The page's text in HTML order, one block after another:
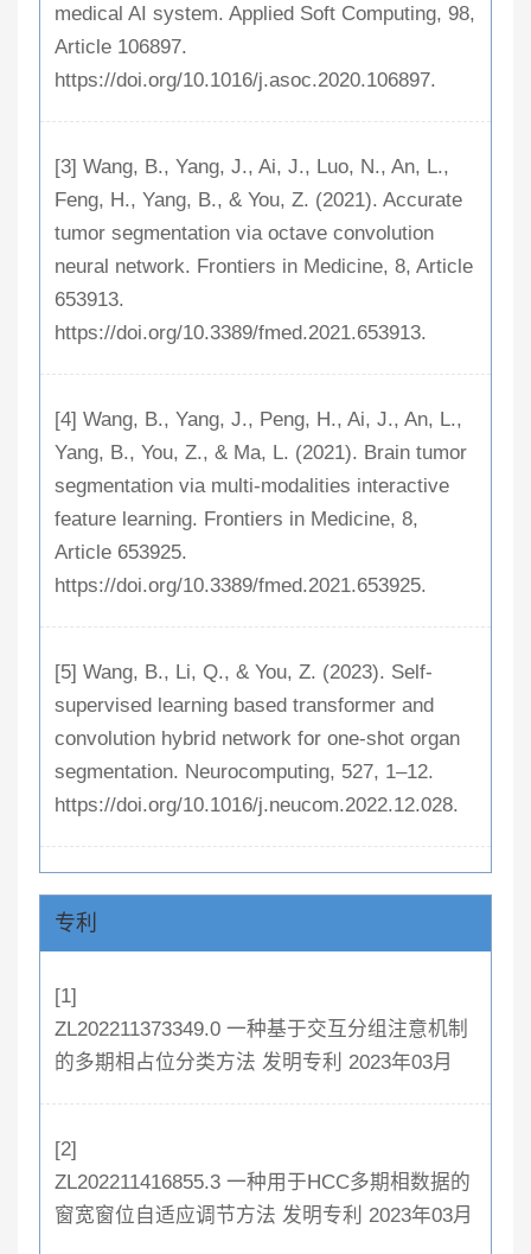
medical AI system. Applied Soft Computing, 98,
Article 106897.
https://doi.org/10.1016/j.asoc.2020.106897.
[3] Wang, B., Yang, J., Ai, J., Luo, N., An, L.,
Feng, H., Yang, B., & You, Z. (2021). Accurate
tumor segmentation via octave convolution
neural network. Frontiers in Medicine, 8, Article
653913.
https://doi.org/10.3389/fmed.2021.653913.
[4] Wang, B., Yang, J., Peng, H., Ai, J., An, L.,
Yang, B., You, Z., & Ma, L. (2021). Brain tumor
segmentation via multi-modalities interactive
feature learning. Frontiers in Medicine, 8,
Article 653925.
https://doi.org/10.3389/fmed.2021.653925.
[5] Wang, B., Li, Q., & You, Z. (2023). Self-
supervised learning based transformer and
convolution hybrid network for one-shot organ
segmentation. Neurocomputing, 527, 1–12.
https://doi.org/10.1016/j.neucom.2022.12.028.
专利
[1]
ZL202211373349.0 一种基于交互分组注意机制
的多期相占位分类方法 发明专利 2023年03月
[2]
ZL202211416855.3 一种用于HCC多期相数据的
窗宽窗位自适应调节方法 发明专利 2023年03月